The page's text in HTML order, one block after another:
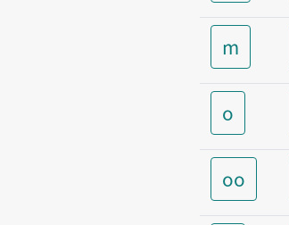
m
o
oo